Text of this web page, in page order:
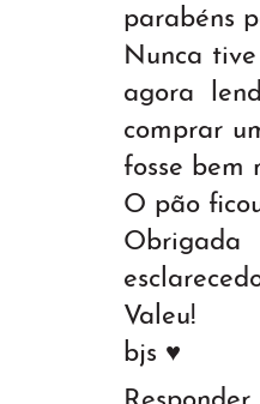
parabéns
Nunca
agora
comprar
fosse bem
O pão
Valeu!
bjs ♥